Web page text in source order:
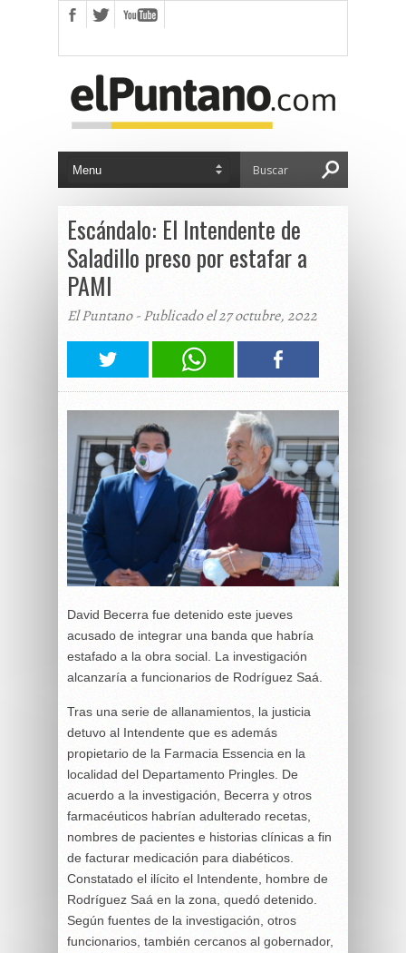
Escándalo: El Intendente de
Saladillo preso por estafar a
PAMI
El Puntano - Publicado el 27 octubre, 2022
David Becerra fue detenido este jueves
acusado de integrar una banda que habría
estafado a la obra social. La investigación
alcanzaría a funcionarios de Rodríguez Saá.
Tras una serie de allanamientos, la justicia
detuvo al Intendente que es además
propietario de la Farmacia Essencia en la
localidad del Departamento Pringles. De
acuerdo a la investigación, Becerra y otros
farmacéuticos habrían adulterado recetas,
nombres de pacientes e historias clínicas a fin
de facturar medicación para diabéticos.
Constatado el ilícito el Intendente, hombre de
Rodríguez Saá en la zona, quedó detenido.
Según fuentes de la investigación, otros
funcionarios, también cercanos al gobernador,